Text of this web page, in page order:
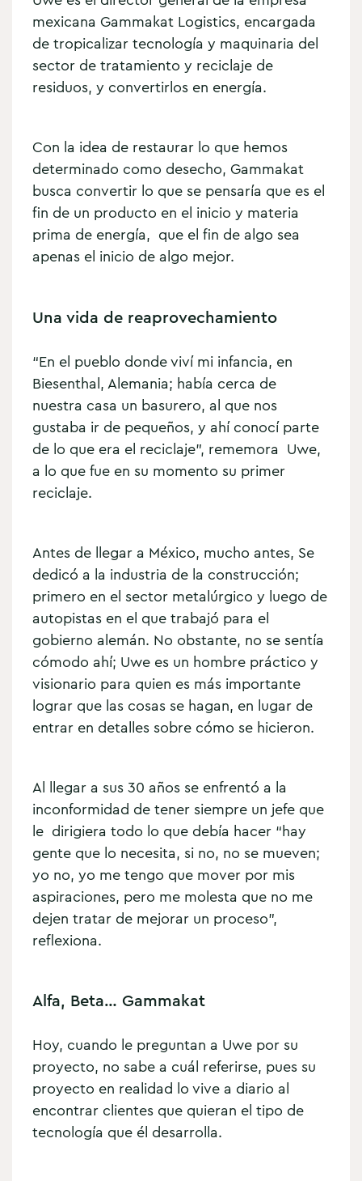
mexicana Gammakat Logistics, encargada
de tropicalizar tecnología y maquinaria del
sector de tratamiento y reciclaje de
residuos, y convertirlos en energía.
Con la idea de restaurar lo que hemos
determinado como desecho, Gammakat
busca convertir lo que se pensaría que es el
fin de un producto en el inicio y materia
prima de energía, que el fin de algo sea
apenas el inicio de algo mejor.
Una vida de reaprovechamiento
“En el pueblo donde viví mi infancia, en
Biesenthal, Alemania; había cerca de
nuestra casa un basurero, al que nos
gustaba ir de pequeños, y ahí conocí parte
de lo que era el reciclaje”, rememora Uwe,
a lo que fue en su momento su primer
reciclaje.
Antes de llegar a México, mucho antes, Se
dedicó a la industria de la construcción;
primero en el sector metalúrgico y luego de
autopistas en el que trabajó para el
gobierno alemán. No obstante, no se sentía
cómodo ahí; Uwe es un hombre práctico y
visionario para quien es más importante
lograr que las cosas se hagan, en lugar de
entrar en detalles sobre cómo se hicieron.
Al llegar a sus 30 años se enfrentó a la
inconformidad de tener siempre un jefe que
le dirigiera todo lo que debía hacer “hay
gente que lo necesita, si no, no se mueven;
yo no, yo me tengo que mover por mis
aspiraciones, pero me molesta que no me
dejen tratar de mejorar un proceso”,
reflexiona.
Alfa, Beta… Gammakat
Hoy, cuando le preguntan a Uwe por su
proyecto, no sabe a cuál referirse, pues su
proyecto en realidad lo vive a diario al
encontrar clientes que quieran el tipo de
tecnología que él desarrolla.